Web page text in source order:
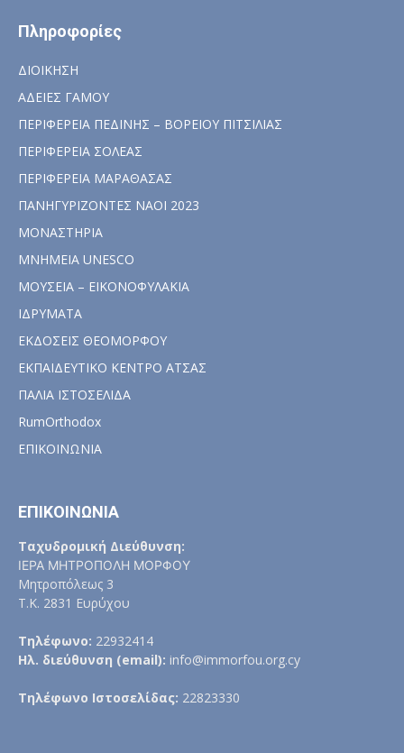
Πληροφορίες
ΔΙΟΙΚΗΣΗ
ΑΔΕΙΕΣ ΓΑΜΟΥ
ΠΕΡΙΦΕΡΕΙΑ ΠΕΔΙΝΗΣ – ΒΟΡΕΙΟΥ ΠΙΤΣΙΛΙΑΣ
ΠΕΡΙΦΕΡΕΙΑ ΣΟΛΕΑΣ
ΠΕΡΙΦΕΡΕΙΑ ΜΑΡΑΘΑΣΑΣ
ΠΑΝΗΓΥΡΙΖΟΝΤΕΣ ΝΑΟΙ 2023
ΜΟΝΑΣΤΗΡΙΑ
ΜΝΗΜΕΙΑ UNESCO
ΜΟΥΣΕΙΑ – ΕΙΚΟΝΟΦΥΛΑΚΙΑ
ΙΔΡΥΜΑΤΑ
ΕΚΔΟΣΕΙΣ ΘΕΟΜΟΡΦΟΥ
ΕΚΠΑΙΔΕΥΤΙΚΟ ΚΕΝΤΡΟ ΑΤΣΑΣ
ΠΑΛΙΑ ΙΣΤΟΣΕΛΙΔΑ
RumOrthodox
ΕΠΙΚΟΙΝΩΝΙΑ
ΕΠΙΚΟΙΝΩΝΙΑ
Ταχυδρομική Διεύθυνση:
ΙΕΡΑ ΜΗΤΡΟΠΟΛΗ ΜΟΡΦΟΥ
Μητροπόλεως 3
Τ.Κ. 2831 Ευρύχου
Τηλέφωνο: 22932414
Ηλ. διεύθυνση (email): info@immorfou.org.cy
Τηλέφωνο Ιστοσελίδας: 22823330